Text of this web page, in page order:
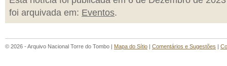
foi arquivada em: Eventos.
© 2026 - Arquivo Nacional Torre do Tombo | Mapa do Sítio | Comentários e Sugestões |